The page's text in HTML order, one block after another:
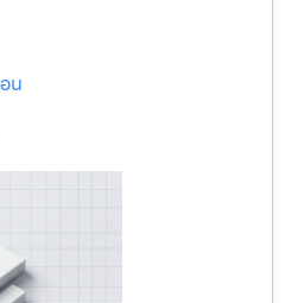
น